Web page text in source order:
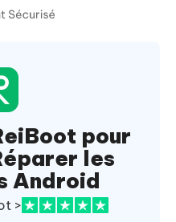
pour
les
Android
>